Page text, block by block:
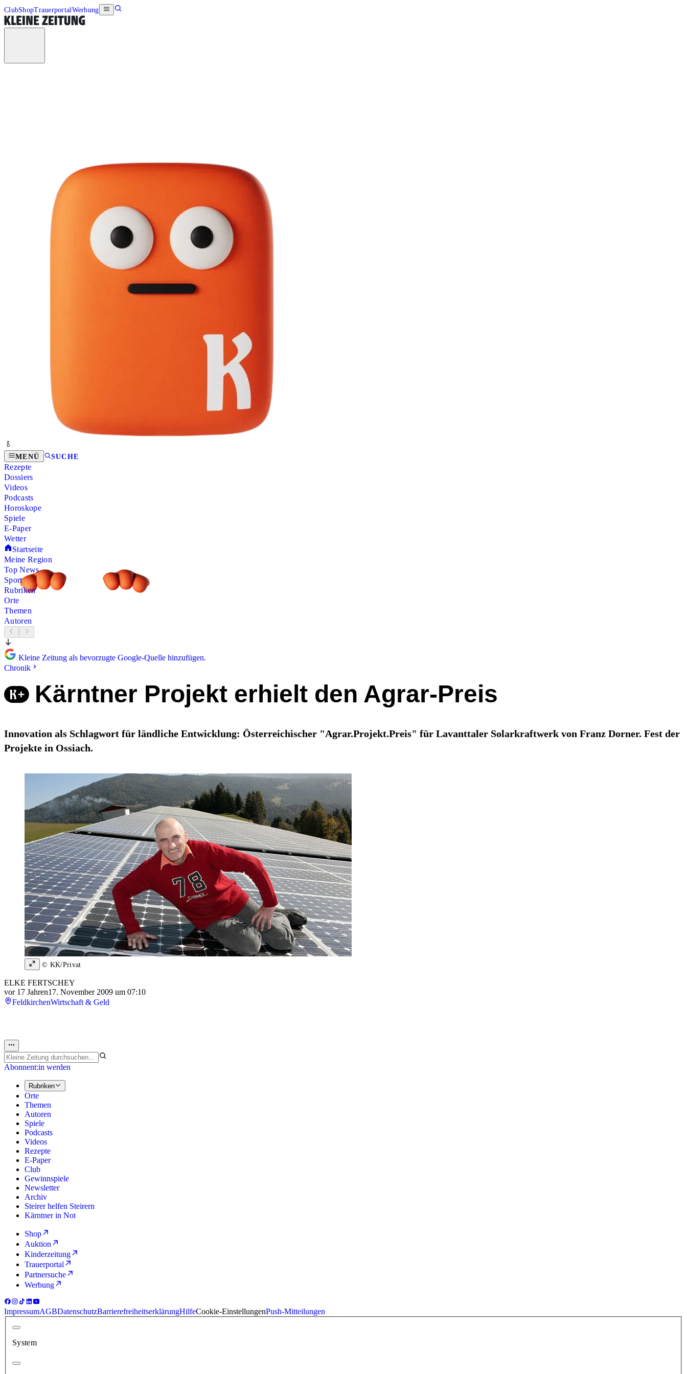
ClubShopTrauerportalWerbung
MENÜ SUCHE
Rezepte
Dossiers
Videos
Podcasts
Horoskope
Spiele
E-Paper
Wetter
Startseite
Meine Region
Top News
Sport
Rubriken
Orte
Themen
Autoren
Kleine Zeitung als bevorzugte Google-Quelle hinzufügen.
Chronik
Kärntner Projekt erhielt den Agrar-Preis
Innovation als Schlagwort für ländliche Entwicklung: Österreichischer "Agrar.Projekt.Preis" für Lavanttaler Solarkraftwerk von Franz Dorner. Fest der
Projekte in Ossiach.
© KK/Privat
ELKE FERTSCHEY
vor 17 Jahren17. November 2009 um 07:10
FeldkirchenWirtschaft & Geld
Abonnent:in werden
Rubriken
Orte
Themen
Autoren
Spiele
Podcasts
Videos
Rezepte
E-Paper
Club
Gewinnspiele
Newsletter
Archiv
Steirer helfen Steirern
Kärntner in Not
Shop
Auktion
Kinderzeitung
Trauerportal
Partnersuche
Werbung
ImpressumAGBDatenschutzBarrierefreiheitserklärungHilfeCookie-EinstellungenPush-Mitteilungen
System